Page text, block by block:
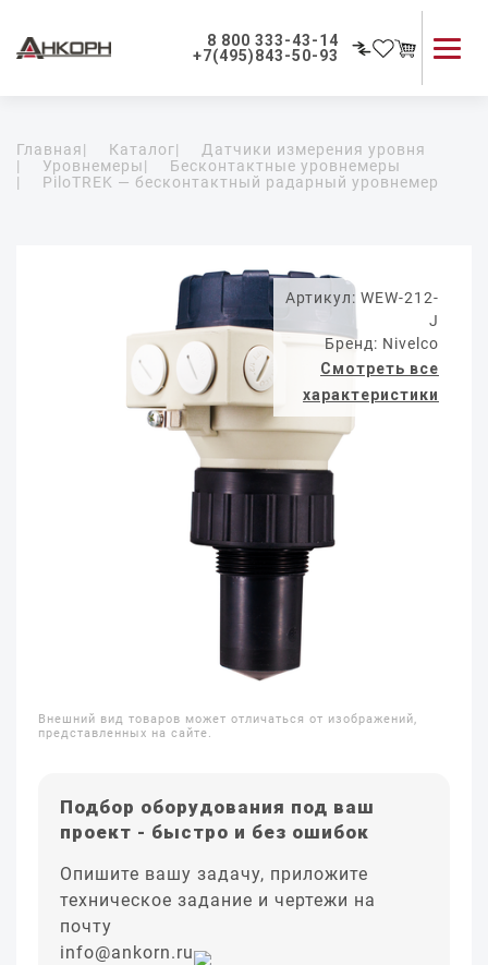
8 800 333-43-14
+7(495)843-50-93
Применение приборов
Как мы работаем
Главная| Каталог|
Датчики измерения уровня
|
Уровнемеры|
Бесконтактные уровнемеры
|
PiloTREK — бесконтактный радарный уровнемер
Артикул: WEW-212-
J
Бренд: Nivelco
Смотреть все
характеристики
Внешний вид товаров может отличаться от изображений,
представленных на сайте.
Подбор оборудования под ваш
проект - быстро и без ошибок
Опишите вашу задачу, приложите
техническое задание и чертежи на
почту
info@ankorn.ru